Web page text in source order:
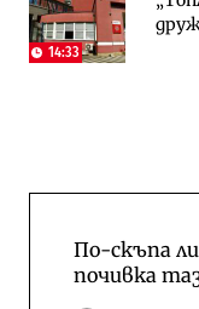
14:33
По-скъпа
почивка